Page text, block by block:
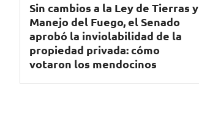
Sin cambios a la Ley de Tierras y
Manejo del Fuego, el Senado
aprobó la inviolabilidad de la
propiedad privada: cómo
votaron los mendocinos